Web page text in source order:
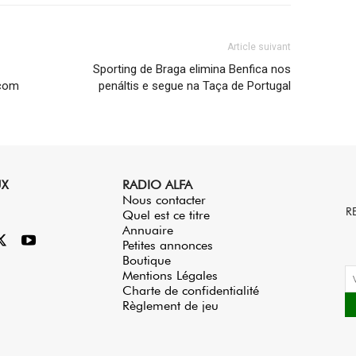
Article suivant
Sporting de Braga elimina Benfica nos
penáltis e segue na Taça de Portugal
RADIO ALFA
Nous contacter
Quel est ce titre
Annuaire
Petites annonces
Boutique
Mentions Légales
Charte de confidentialité
Règlement de jeu